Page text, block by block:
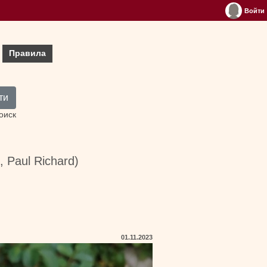
Войти
Правила
Paul Richard)
01.11.2023